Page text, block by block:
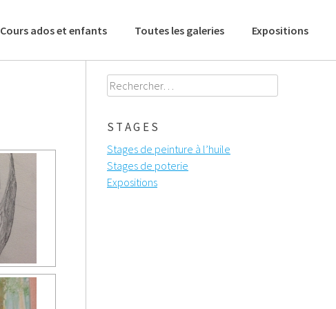
Cours ados et enfants Toutes les galeries Expositions
Rechercher :
STAGES
Stages de peinture à l’huile
Stages de poterie
Expositions